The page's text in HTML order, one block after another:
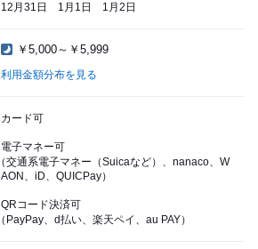
12月31日 1月1日 1月2日
￥5,000～￥5,999
利用金額分布を見る
カード可
電子マネー可
（交通系電子マネー（Suicaなど）、nanaco、W
AON、iD、QUICPay）
QRコード決済可
（PayPay、d払い、楽天ペイ、au PAY）